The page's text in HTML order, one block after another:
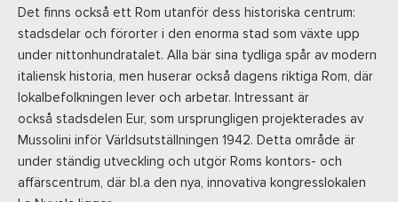
Det finns också ett Rom utanför dess historiska centrum:
stadsdelar och förorter i den enorma stad som växte upp
under nittonhundratalet. Alla bär sina tydliga spår av modern
italiensk historia, men huserar också dagens riktiga Rom, där
lokalbefolkningen lever och arbetar. Intressant är
också stadsdelen Eur, som ursprungligen projekterades av
Mussolini inför Världsutställningen 1942. Detta område är
under ständig utveckling och utgör Roms kontors- och
affärscentrum, där bl.a den nya, innovativa kongresslokalen